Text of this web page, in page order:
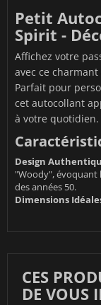
Petit
Spirit -
Affichez votre
avec ce charmant
Parfait pour
cet autocollant
à votre quotidien.
Design
"Woody", évoquant
des années 50.
Dimensions
CES
DE VOUS